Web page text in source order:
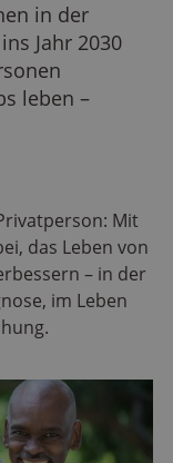
in der
Jahr 2030
leben –
Mit
das Leben von
– in der
im Leben